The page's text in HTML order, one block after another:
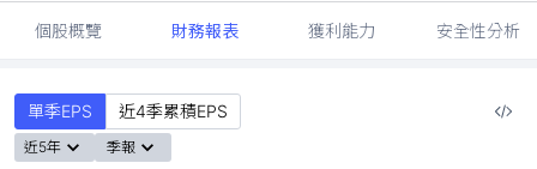
個股概覽 財務報表 獲利能力 安全性分析
單季EPS 近4季累積EPS
近5年 季報